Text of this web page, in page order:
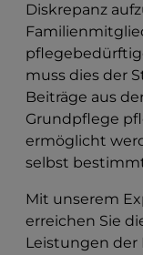
Diskrepanz
muss dies der
Beiträge aus
Grundpflege
ermöglicht
selbst
Mit unserem
erreichen Sie
Leistungen der